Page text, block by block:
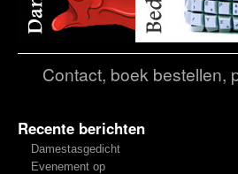
Contact, boek bestellen,
Recente berichten
Damestasgedicht
Evenement op